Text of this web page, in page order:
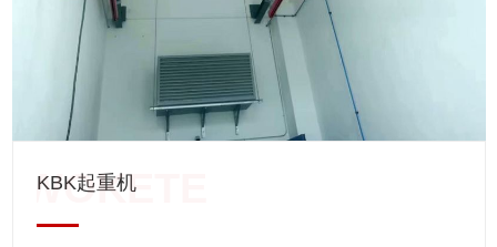
不同又分为A1、A2、A3、A4四种型式，可直接安装在构架上
使用，小车式具有运行功能，可安装在轨道上使用。CD1型为
单速起升，MD1为常速和慢速两档起升。
KBK起重机